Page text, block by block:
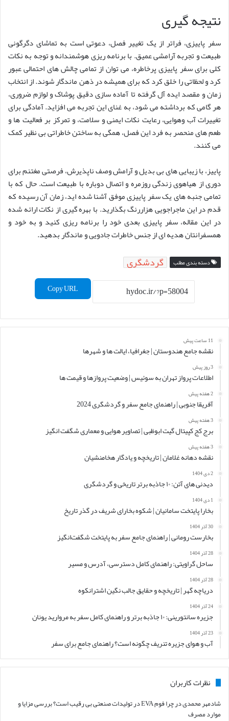
نتیجه گیری
سفر پاییزی، فراتر از یک تغییر فصل، دعوتی است به تماشای دگرگونی
طبیعت و تجربه آرامشی عمیق. با برنامه ریزی هوشمندانه و توجه به نکات
کلی برای سفر پاییزی پرخاطره، می توان از تمامی چالش های احتمالی عبور
کرد و لحظاتی را خلق کرد که برای همیشه در ذهن ماندگار شوند. از انتخاب
زمان و مقصد ایده آل گرفته تا آماده سازی دقیق پوشاک و لوازم ضروری،
هر گامی که برداشته می شود، به غنای این تجربه می افزاید. آمادگی برای
تغییرات آب وهوایی، رعایت نکات ایمنی و سلامت، و تمرکز بر فعالیت ها و
طعم های منحصر به فرد این فصل، همگی به ساختن خاطراتی بی نظیر کمک
می کنند.
پاییز، با زیبایی های بی بدیل و آرامش وصف ناپذیرش، فرصتی مغتنم برای
دوری از هیاهوی زندگی روزمره و اتصال دوباره با طبیعت است. حال که با
تمامی جنبه های یک سفر پاییزی موفق آشنا شده اید، زمان آن رسیده که
قدم در این ماجراجویی هزاررنگ بگذارید. با بهره گیری از نکات ارائه شده
در این مقاله، سفر پاییزی بعدی خود را برنامه ریزی کنید و به خود و
همسفرانتان هدیه ای از جنس خاطرات جادویی و ماندگار بدهید.
دسته بندی مطلب گردشگری
Copy URL
11 ساعت پیش
نقشه جامع هندوستان | جغرافیا، ایالت ها و شهرها
3 روز پیش
اطلاعات پرواز تهران به سوئیس | وضعیت پروازها و قیمت ها
2 هفته پیش
آفریقا جنوبی | راهنمای جامع سفر و گردشگری 2024
3 هفته پیش
برج کج کپیتال گیت ابوظبی | تصاویر هوایی و معماری شگفت انگیز
3 هفته پیش
نقشه دهانه غلامان | تاریخچه و یادگار هخامنشیان
2 دی 1404
دیدنی های آتن: ۱۰ جاذبه برتر تاریخی و گردشگری
1 دی 1404
بخارا پایتخت سامانیان | شکوه بخارای شریف در گذر تاریخ
30 آذر 1404
بخارست رومانی | راهنمای جامع سفر به پایتخت شگفت‌انگیز
28 آذر 1404
ساحل گراویتی: راهنمای کامل دسترسی، آدرس و مسیر
28 آذر 1404
دریاچه گهر | تاریخچه و حقایق جالب نگین اشترانکوه
24 آذر 1404
جزیره سانتورینی: ۱۰ جاذبه برتر و راهنمای کامل سفر به مروارید یونان
23 آذر 1404
آب و هوای جزیره تنریف چگونه است؟ راهنمای جامع برای سفر
نظرات کاربران
شادمهر محمدیدر
چرا فوم EVA در تولیدات صنعتی بی رقیب است؟ بررسی مزایا و
موارد مصرف